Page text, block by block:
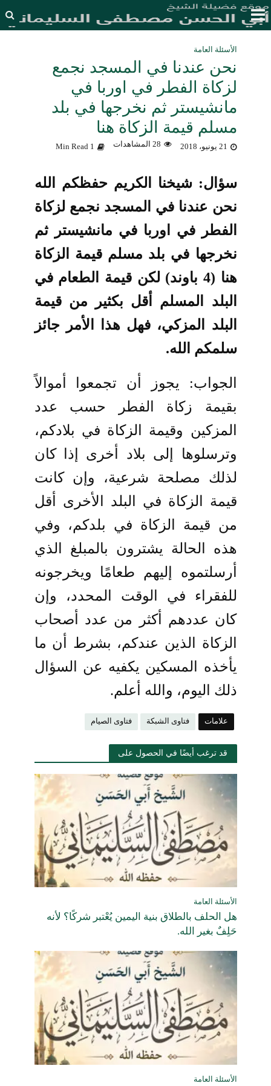
الأسئلة العامة
نحن عندنا في المسجد نجمع
لزكاة الفطر في اوربا في
مانشيستر ثم نخرجها في بلد
مسلم قيمة الزكاة هنا
21 يونيو، 2018 28 المشاهدات 1 Min Read
سؤال: شيخنا الكريم حفظكم الله
نحن عندنا في المسجد نجمع لزكاة
الفطر في اوربا في مانشيستر ثم
نخرجها في بلد مسلم قيمة الزكاة
هنا (4 باوند) لكن قيمة الطعام في
البلد المسلم أقل بكثير من قيمة
البلد المزكي، فهل هذا الأمر جائز
سلمكم الله.
الجواب: يجوز أن تجمعوا أموالاً
بقيمة زكاة الفطر حسب عدد
المزكين وقيمة الزكاة في بلادكم،
وترسلوها إلى بلاد أخرى إذا كان
لذلك مصلحة شرعية، وإن كانت
قيمة الزكاة في البلد الأخرى أقل
من قيمة الزكاة في بلدكم، وفي
هذه الحالة يشترون بالمبلغ الذي
أرسلتموه إليهم طعامًا ويخرجونه
للفقراء في الوقت المحدد، وإن
كان عددهم أكثر من عدد أصحاب
الزكاة الذين عندكم، بشرط أن ما
يأخذه المسكين يكفيه عن السؤال
ذلك اليوم، والله أعلم.
علامات فتاوى الشبكة فتاوى الصيام
قد ترغب أيضًا في الحصول على
الأسئلة العامة
هل الحلف بالطلاق بنية اليمين يُعْتبر شركًا؟ لأنه
حَلِفٌ بغير الله.
الأسئلة العامة